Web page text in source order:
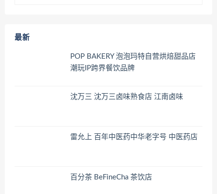
最新
POP BAKERY 泡泡玛特自营烘焙甜品店
潮玩IP跨界餐饮品牌
沈万三 沈万三卤味熟食店 江南卤味
雷允上 百年中医药中华老字号 中医药店
百分茶 BeFineCha 茶饮店